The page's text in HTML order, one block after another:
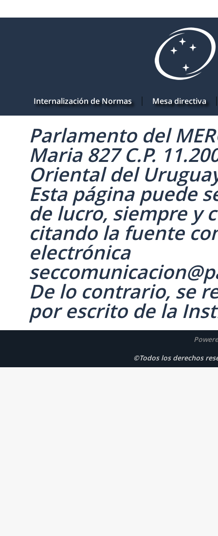
Internalización de Normas Mesa directiva
Parlamento del
Maria 827 C.P.
Oriental del
Esta página puede
de lucro, siempre y
citando la fuente
electrónica
De lo contrario, se
por escrito de la
©Todos los derechos